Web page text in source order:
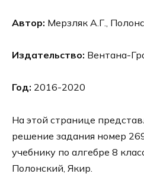
Автор: Мерзляк А.Г.,
Издательство: Вентана-
Год: 2016-2020
На этой странице
решение задания номер
учебнику по алгебре 8
Полонский, Якир.